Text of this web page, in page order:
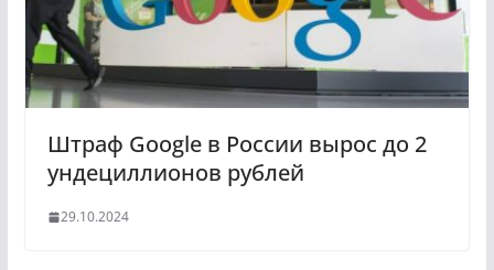
Штраф Google в России вырос до 2
ундециллионов рублей
29.10.2024